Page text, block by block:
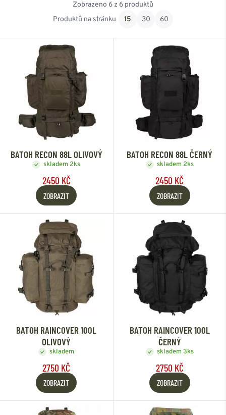
Skladem Ostrava
Od nejnovějšího
Od nejlevnějšího
Od nejdražšího
Zobrazeno 6 z 6 produktů
Produktů na stránku
15 30 60
BATOH RECON 88L OLIVOVÝ
skladem 2ks
2450 KČ
ZOBRAZIT
BATOH RECON 88L ČERNÝ
skladem 2ks
2450 KČ
ZOBRAZIT
BATOH RAINCOVER 100L
OLIVOVÝ
skladem
2750 KČ
ZOBRAZIT
BATOH RAINCOVER 100L
ČERNÝ
skladem 3ks
2750 KČ
ZOBRAZIT